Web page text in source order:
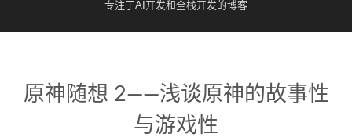
专注于AI开发和全栈开发的博客
原神随想 2——浅谈原神的故事性
与游戏性